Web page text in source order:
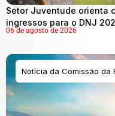
Setor Juventude orienta
ingressos para o DNJ
06 de agosto de 2026
Notícia da Comissão da